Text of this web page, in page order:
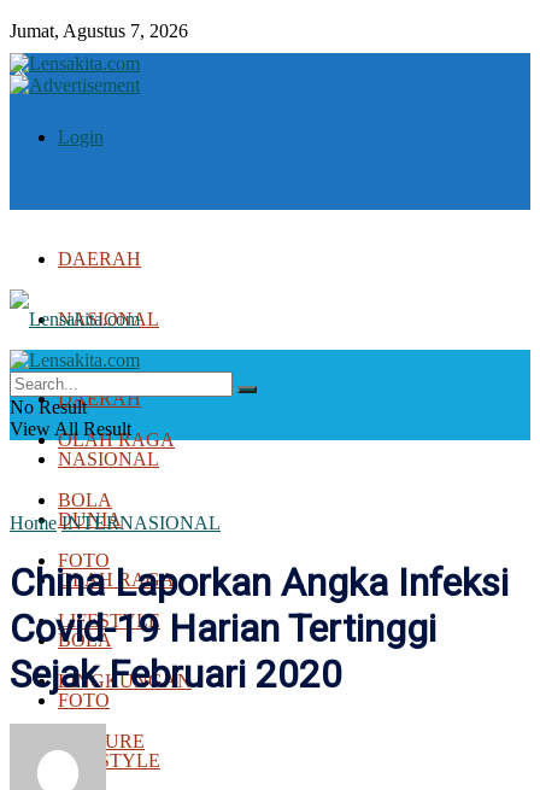
Jumat, Agustus 7, 2026
Login
DAERAH
NASIONAL
DUNIA
OLAH RAGA
BOLA
FOTO
LIFESTYLE
LINGKUNGAN
FEATURE
DAERAH
NASIONAL
DUNIA
OLAH RAGA
BOLA
FOTO
LIFESTYLE
No Result
View All Result
Home INTERNASIONAL
China Laporkan Angka Infeksi
Covid-19 Harian Tertinggi
Sejak Februari 2020